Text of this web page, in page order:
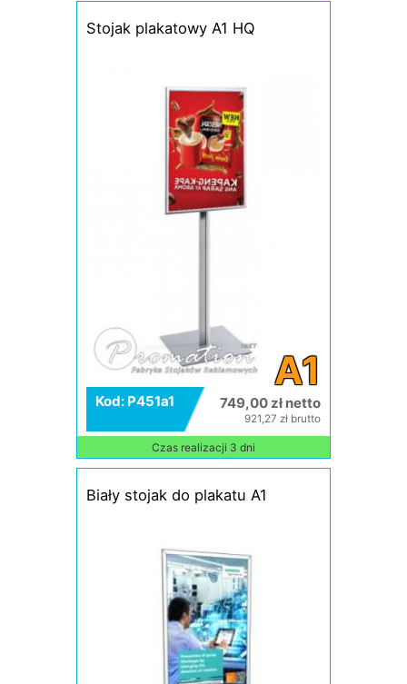
Stojak plakatowy A1 HQ
A1
Kod: P451a1 749,00 zł netto
921,27 zł brutto
Czas realizacji 3 dni
Biały stojak do plakatu A1